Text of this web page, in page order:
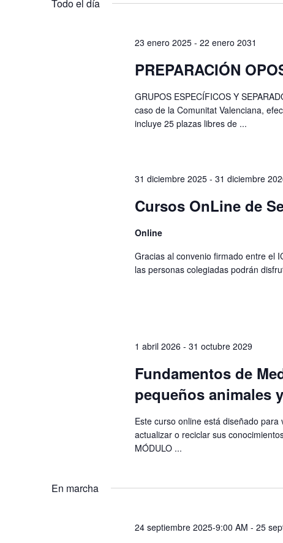
Todo el día
23 enero 2025- 22 enero 2031
PREPARACIÓN
GRUPOS ESPECÍFICOS Y
caso de la Comunitat Valenciana,
incluye 25 plazas libres de ...
31 diciembre 2025- 31 diciembre
Cursos OnLine de
Online
Gracias al convenio firmado entre el
las personas colegiadas podrán
1 abril 2026 - 31 octubre 2029
Fundamentos de
pequeños animales
Este curso online está diseñado
actualizar o reciclar sus
MÓDULO ...
En marcha
24 septiembre 2025-9:00 AM - 25